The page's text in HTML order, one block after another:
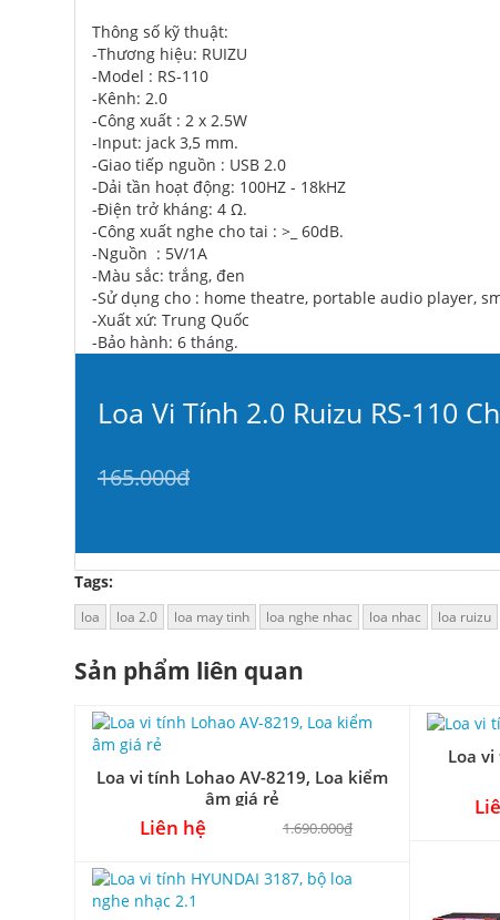
Thông số kỹ thuật:
-Thương hiệu: RUIZU
-Model : RS-110
-Kênh: 2.0
-Công xuất : 2 x 2.5W
-Input: jack 3,5 mm.
-Giao tiếp nguồn : USB 2.0
-Dải tần hoạt động: 100HZ - 18kHZ
-Điện trở kháng: 4 Ω.
-Công xuất nghe cho tai : >_ 60dB.
-Nguồn : 5V/1A
-Màu sắc: trắng, đen
-Sử dụng cho : home theatre, portable audio player,
-Xuất xứ: Trung Quốc
-Bảo hành: 6 tháng.
Loa Vi Tính 2.0 Ruizu RS-110
165.000đ
Tags:
loa loa 2.0 loa may tinh loa nghe nhac loa nhac loa ruizu
Sản phẩm liên quan
Loa vi tính Lohao AV-8219, Loa kiểm
âm giá rẻ
Liên hệ 1.690.000₫
Loa